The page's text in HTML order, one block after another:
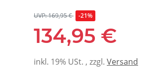
UVP: 169,95 € -21%
134,95 €
inkl. 19% USt. , zzgl. Versand